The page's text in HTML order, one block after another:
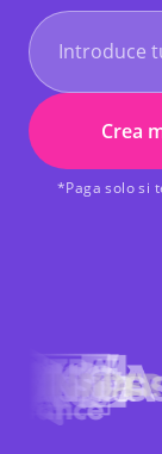
Crea
*Paga solo si